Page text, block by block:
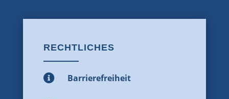
RECHTLICHES
 Barrierefreiheit